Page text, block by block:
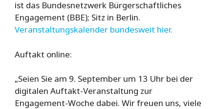
ist das Bundesnetzwerk Bürgerschaftliches
Engagement (BBE); Sitz in Berlin.
Veranstaltungskalender bundesweit hier.
Auftakt online:
„Seien Sie am 9. September um 13 Uhr bei der
digitalen Auftakt-Veranstaltung zur
Engagement-Woche dabei. Wir freuen uns, viele